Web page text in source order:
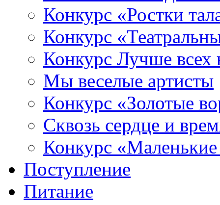
Конкурс «Ростки
Конкурс
Конкурс Лучше
Мы веселые артисты
Конкурс «Золотые
Сквозь сердце и
Конкурс
Поступление
Питание